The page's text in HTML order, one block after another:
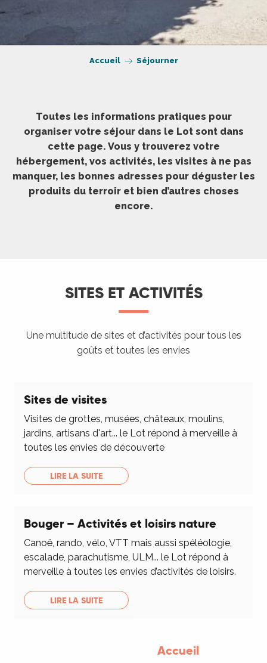
Accueil
Accueil Séjourner
Toutes les informations pratiques pour
organiser votre séjour dans le Lot sont dans
cette page. Vous y trouverez votre
hébergement, vos activités, les visites à ne pas
manquer, les bonnes adresses pour déguster les
produits du terroir et bien d’autres choses
encore.
SITES ET ACTIVITÉS
Une multitude de sites et d’activités pour tous les
goûts et toutes les envies
Sites de visites
Visites de grottes, musées, châteaux, moulins,
jardins, artisans d'art... le Lot répond à merveille à
toutes les envies de découverte
LIRE LA SUITE
Bouger – Activités et loisirs nature
Canoë, rando, vélo, VTT mais aussi spéléologie,
escalade, parachutisme, ULM... le Lot répond à
merveille à toutes les envies d’activités de loisirs.
LIRE LA SUITE